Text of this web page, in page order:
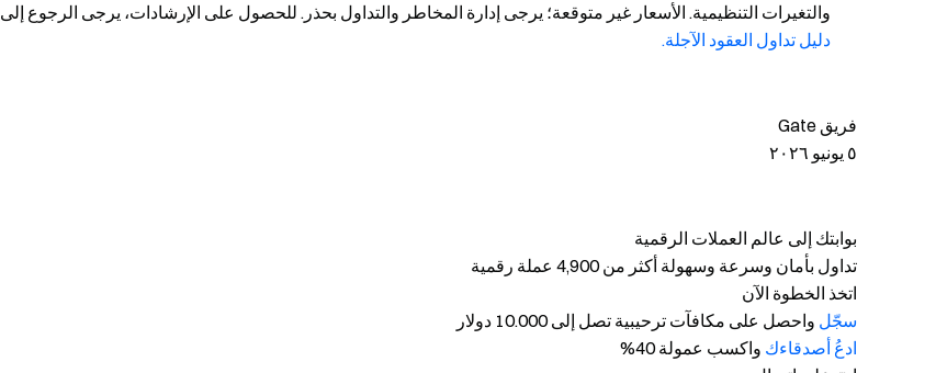
والتغيرات التنظيمية. الأسعار غير متوقعة؛ يرجى إدارة المخاطر والتداول بحذر. للحصول على الإرشادات، يرجى الرجوع إلى
دليل تداول العقود الآجلة.
فريق Gate
٥ يونيو ٢٠٢٦
بوابتك إلى عالم العملات الرقمية
تداول بأمان وسرعة وسهولة أكثر من 4,900 عملة رقمية
اتخذ الخطوة الآن
سجّل واحصل على مكافآت ترحيبية تصل إلى 10.000 دولار
ادعُ أصدقاءك واكسب عمولة 40%